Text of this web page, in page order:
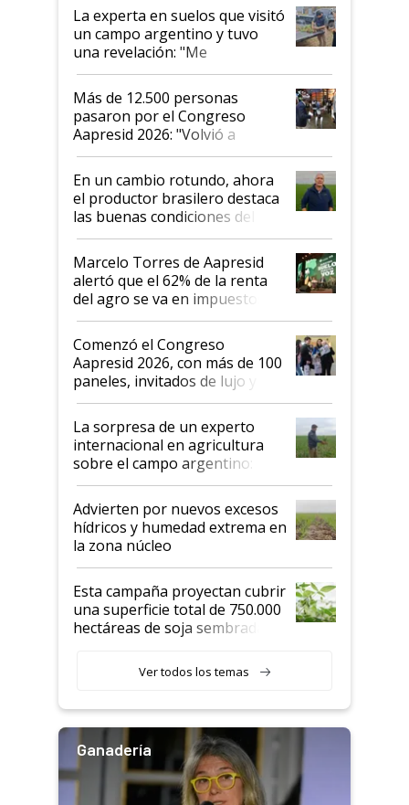
La experta en suelos que visitó
un campo argentino y tuvo
una revelación: "Me
impresionó mucho"
Más de 12.500 personas
pasaron por el Congreso
Aapresid 2026: "Volvió a
demostrar que hablar del
suelo es hablar de todo el
sistema productivo"
En un cambio rotundo, ahora
el productor brasilero destaca
las buenas condiciones del
agro argentino para invertir:
"Los veo más motivados"
Marcelo Torres de Aapresid
alertó que el 62% de la renta
del agro se va en impuestos:
"No es bueno que en
Argentina se sigan discutiendo
las mismas cosas de hace 50
años"
Comenzó el Congreso
Aapresid 2026, con más de 100
paneles, invitados de lujo y
todas las tendencias
La sorpresa de un experto
internacional en agricultura
sobre el campo argentino:
"Estoy muy impresionado"
Advierten por nuevos excesos
hídricos y humedad extrema en
la zona núcleo
Esta campaña proyectan cubrir
una superficie total de 750.000
hectáreas de soja sembradas
variedades que marcan un
salto tecnológico en genética y
Ver todos los temas
Ganadería